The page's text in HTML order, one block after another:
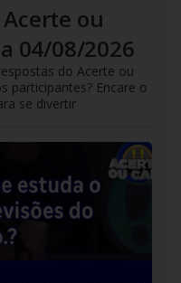
ou
04/08/2026
do Acerte ou
participantes? Encare o
se divertir